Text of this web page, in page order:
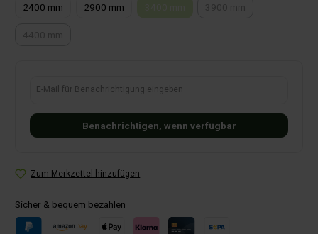
2400 mm 2900 mm
Benachrichtigen, wenn verfügbar
Zum Merkzettel hinzufügen
Sicher & bequem bezahlen